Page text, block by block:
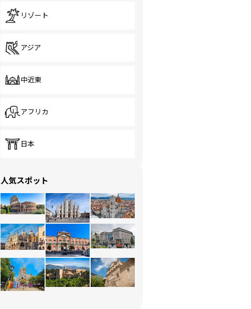
リゾート
アジア
中近東
アフリカ
日本
人気スポット